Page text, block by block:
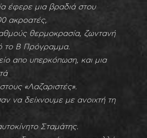
έφερε μια βραδιά στου
ακροατές,
θερμοκρασία, ζωντανή
το Β Πρόγραμμα.
απο υπερκόπωση, και μια
«Λαζαριστές».
να δείχνουμε με ανοιχτή τη
Σταμάτης.